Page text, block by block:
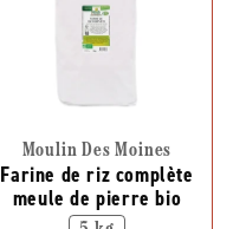
Moulin Des Moines
Farine de riz complète
meule de pierre bio